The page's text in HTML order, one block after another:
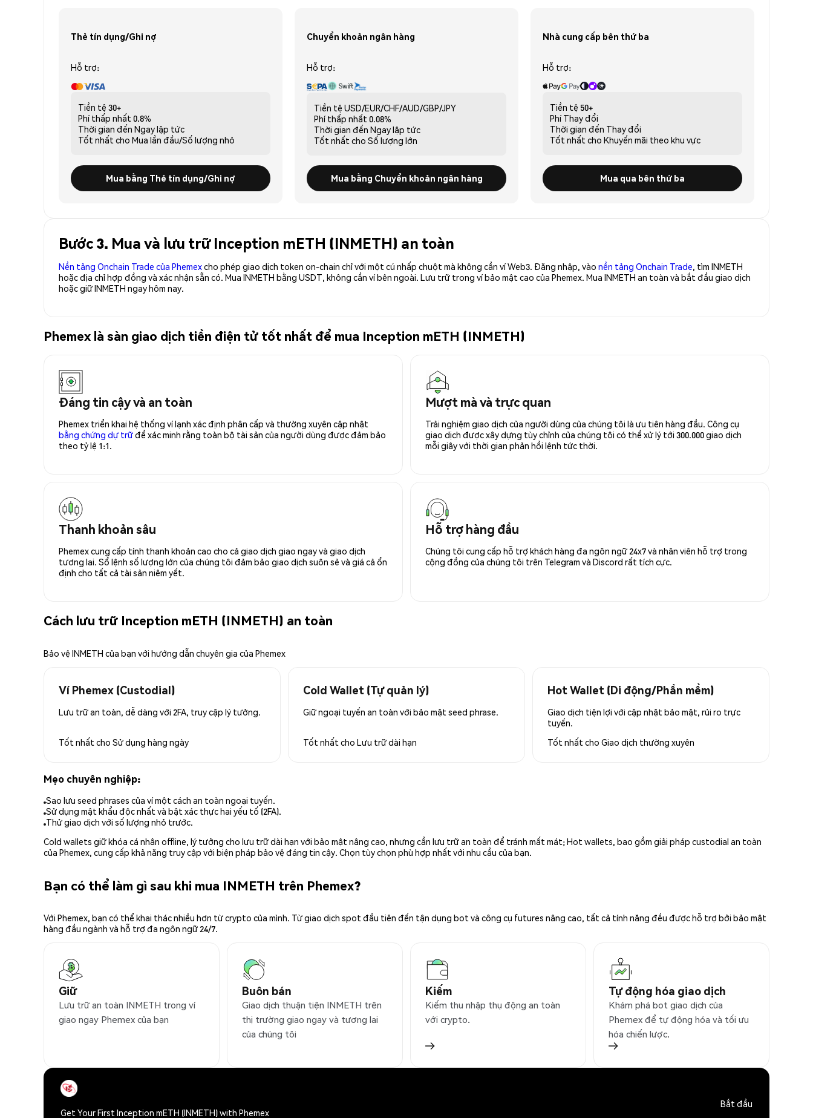
Thẻ tín dụng/Ghi nợ
Hỗ trợ:
Tiền tệ 30+
Phí thấp nhất 0.8%
Thời gian đến Ngay lập tức
Tốt nhất cho Mua lần đầu/Số lượng nhỏ
Mua bằng Thẻ tín dụng/Ghi nợ
Chuyển khoản ngân hàng
Hỗ trợ:
Tiền tệ USD/EUR/CHF/AUD/GBP/JPY
Phí thấp nhất 0.08%
Thời gian đến Ngay lập tức
Tốt nhất cho Số lượng lớn
Mua bằng Chuyển khoản ngân hàng
Nhà cung cấp bên thứ ba
Hỗ trợ:
Tiền tệ 50+
Phí Thay đổi
Thời gian đến Thay đổi
Tốt nhất cho Khuyến mãi theo khu vực
Mua qua bên thứ ba
Bước 3. Mua và lưu trữ Inception mETH (INMETH) an toàn
Nền tảng Onchain Trade của Phemexcho phép giao dịch token on-chain chỉ với một cú nhấp chuột mà không cần ví Web3. Đăng nhập, vào nền tảng Onchain Trade, tìm INMETH
hoặc địa chỉ hợp đồng và xác nhận sẵn có. Mua INMETH bằng USDT, không cần ví bên ngoài. Lưu trữ trong ví bảo mật cao của Phemex. Mua INMETH an toàn và bắt đầu giao dịch
hoặc giữ INMETH ngay hôm nay.
Phemex là sàn giao dịch tiền điện tử tốt nhất để mua Inception mETH (INMETH)
Đáng tin cậy và an toàn
Phemex triển khai hệ thống ví lạnh xác định phân cấp và thường xuyên cập nhật
bằng chứng dự trữđể xác minh rằng toàn bộ tài sản của người dùng được đảm bảo
theo tỷ lệ 1:1.
Mượt mà và trực quan
Trải nghiệm giao dịch của người dùng của chúng tôi là ưu tiên hàng đầu. Công cụ
giao dịch được xây dựng tùy chỉnh của chúng tôi có thể xử lý tới 300.000 giao dịch
mỗi giây với thời gian phản hồi lệnh tức thời.
Thanh khoản sâu
Phemex cung cấp tính thanh khoản cao cho cả giao dịch giao ngay và giao dịch
tương lai. Sổ lệnh số lượng lớn của chúng tôi đảm bảo giao dịch suôn sẻ và giá cả ổn
định cho tất cả tài sản niêm yết.
Hỗ trợ hàng đầu
Chúng tôi cung cấp hỗ trợ khách hàng đa ngôn ngữ 24x7 và nhân viên hỗ trợ trong
cộng đồng của chúng tôi trên Telegram và Discord rất tích cực.
Cách lưu trữ Inception mETH (INMETH) an toàn
Bảo vệ INMETH của bạn với hướng dẫn chuyên gia của Phemex
Ví Phemex (Custodial)
Lưu trữ an toàn, dễ dàng với 2FA, truy cập lý tưởng.
Tốt nhất cho Sử dụng hàng ngày
Cold Wallet (Tự quản lý)
Giữ ngoại tuyến an toàn với bảo mật seed phrase.
Tốt nhất cho Lưu trữ dài hạn
Hot Wallet (Di động/Phần mềm)
Giao dịch tiện lợi với cập nhật bảo mật, rủi ro trực
tuyến.
Tốt nhất cho Giao dịch thường xuyên
Mẹo chuyên nghiệp:
Sao lưu seed phrases của ví một cách an toàn ngoại tuyến.
Sử dụng mật khẩu độc nhất và bật xác thực hai yếu tố (2FA).
Thử giao dịch với số lượng nhỏ trước.
Cold wallets giữ khóa cá nhân offline, lý tưởng cho lưu trữ dài hạn với bảo mật nâng cao, nhưng cần lưu trữ an toàn để tránh mất mát; Hot wallets, bao gồm giải pháp custodial an toàn
của Phemex, cung cấp khả năng truy cập với biện pháp bảo vệ đáng tin cậy. Chọn tùy chọn phù hợp nhất với nhu cầu của bạn.
Bạn có thể làm gì sau khi mua INMETH trên Phemex?
Với Phemex, bạn có thể khai thác nhiều hơn từ crypto của mình. Từ giao dịch spot đầu tiên đến tận dụng bot và công cụ futures nâng cao, tất cả tính năng đều được hỗ trợ bởi bảo mật
hàng đầu ngành và hỗ trợ đa ngôn ngữ 24/7.
Giữ
Lưu trữ an toàn INMETH trong ví
giao ngay Phemex của bạn
Buôn bán
Giao dịch thuận tiện INMETH trên
thị trường giao ngay và tương lai
của chúng tôi
Kiếm
Kiếm thu nhập thụ động an toàn
với crypto.
Tự động hóa giao dịch
Khám phá bot giao dịch của
Phemex để tự động hóa và tối ưu
hóa chiến lược.
Get Your First Inception mETH (INMETH) with Phemex
Bắt đầu